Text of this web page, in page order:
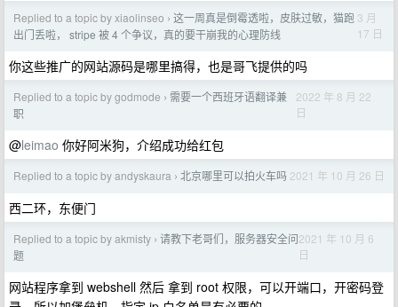
Replied to a topic by xiaolinseo › 这一周真是倒霉透啦，皮肤过敏，猫跑
出门丢啦， stripe 被 4 个争议，真的要干崩我的心理防线
3 月
17 日
你这些推广的网站源码是哪里搞得，也是哥飞提供的吗
Replied to a topic by godmode › 需要一个西班牙语翻译兼
职
2022 年 8 月 22
日
@leimao 你好阿米狗，介绍成功给红包
Replied to a topic by andyskaura › 北京哪里可以拍火车吗 2021 年 10 月 26 日
西二环，东便门
Replied to a topic by akmisty › 请教下老哥们，服务器安全问
题
2021 年 10 月 6
日
网站程序拿到 webshell 然后 拿到 root 权限，可以开端口，开密码登